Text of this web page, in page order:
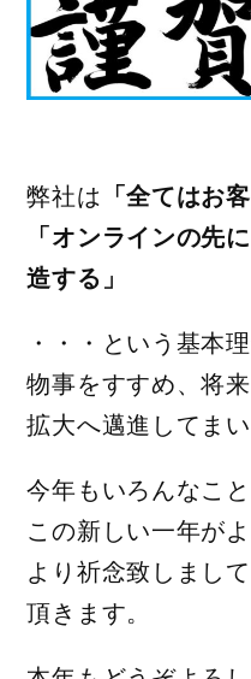
弊社は 「全てはお
「オンラインの先
造する」
・・・という基本
物事をすすめ、将
拡大へ邁進してまい
今年もいろんなこ
この新しい一年が
より祈念致しまし
頂きます。